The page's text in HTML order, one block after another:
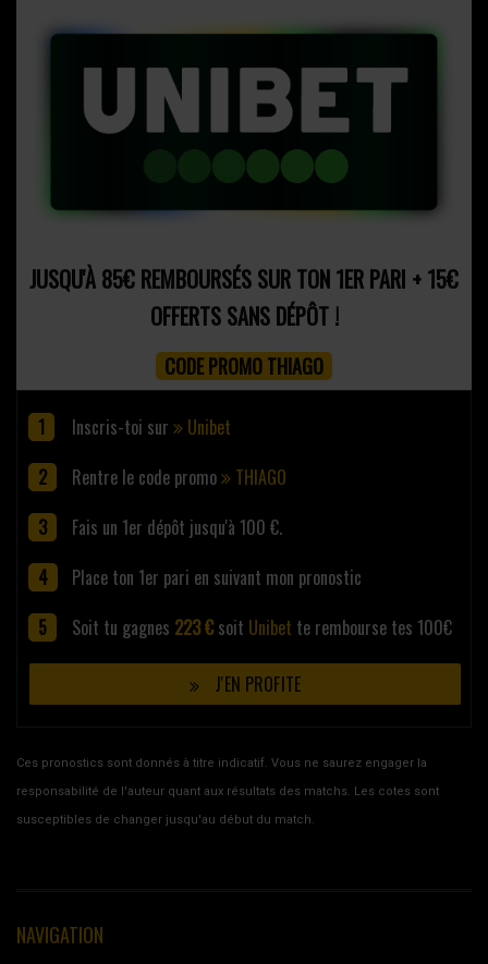
JUSQU'À 85€ REMBOURSÉS SUR TON 1ER PARI + 15€
OFFERTS SANS DÉPÔT !
CODE PROMO THIAGO
Inscris-toi sur
Unibet
Rentre le code promo
THIAGO
Fais un 1er dépôt jusqu'à 100 €.
Place ton 1er pari en suivant mon pronostic
Soit tu gagnes 223 € soit Unibet te rembourse tes 100€
J'EN PROFITE
Ces pronostics sont donnés à titre indicatif. Vous ne saurez engager la
responsabilité de l'auteur quant aux résultats des matchs. Les cotes sont
susceptibles de changer jusqu'au début du match.
NAVIGATION